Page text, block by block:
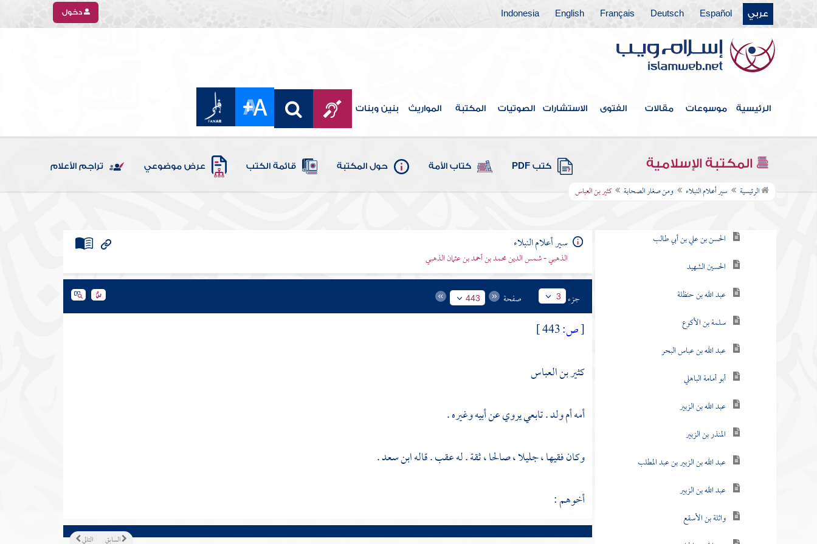
عربي Español
Deutsch
Français
English
Indonesia دخول
الرئيسية موسوعات مقالات الفتوى الاستشارات الصوتيات المكتبة المواريث بنين وبنات
المكتبة الإسلامية كتب PDF كتاب الأمة حول المكتبة قائمة الكتب عرض موضوعي تراجم الأعلام
الرئيسية سير أعلام النبلاء ومن صغار الصحابة كثير بن العباس
فهرس الكتاب
الصحابة رضوان الله عليهم
ومن بقايا صغار الصحابة
ومن صغار الصحابة
الحسن بن علي بن أبي طالب
الحسين الشهيد
عبد الله بن حنظلة
سلمة بن الأكوع
عبد الله بن عباس البحر
أبو أمامة الباهلي
عبد الله بن الزبير
المنذر بن الزبير
عبد الله بن الزبير بن عبد المطلب
عبد الله بن الزبير
واثلة بن الأسقع
سير أعلام النبلاء
الذهبي - شمس الدين محمد بن أحمد بن عثمان الذهبي
جزء 3 صفحة 443
[ص:
كثير بن العباس
أمه أم ولد . تابعي يروي عن أبيه وغيره .
وكان فقيها ، جليلا ، صالحا ، ثقة . له عقب . قالهابن سعد.
أخوهم :
التالي السابق